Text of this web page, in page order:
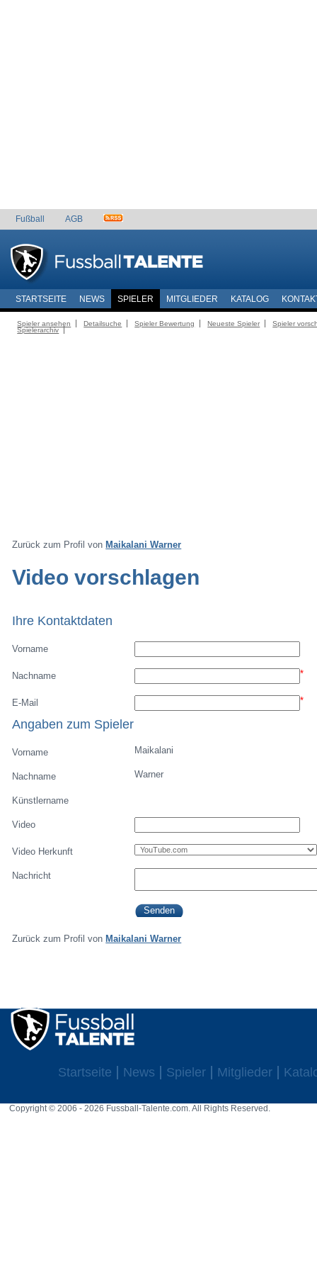
Fußball AGB
STARTSEITE NEWS SPIELER MITGLIEDER KATALOG
Spieler ansehen Detailsuche Spieler Bewertung Neueste Spieler
Spieler
Spielerarchiv
Zurück zum Profil von Maikalani Warner
Video vorschlagen
Ihre Kontaktdaten
Vorname
Nachname *
E-Mail *
Angaben zum Spieler
Vorname Maikalani
Nachname Warner
Künstlername
Video
Video Herkunft
Nachricht
Zurück zum Profil von Maikalani Warner
Startseite News Spieler Mitglieder
Copyright © 2006 - 2026 Fussball-Talente.com. All Rights Reserved.